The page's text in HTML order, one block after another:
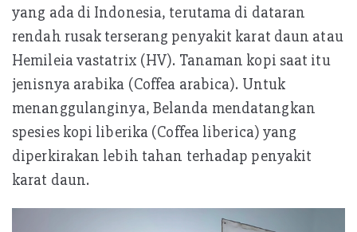
yang ada di Indonesia, terutama di dataran
rendah rusak terserang penyakit karat daun atau
Hemileia vastatrix (HV). Tanaman kopi saat itu
jenisnya arabika (Coffea arabica). Untuk
menanggulanginya, Belanda mendatangkan
spesies kopi liberika (Coffea liberica) yang
diperkirakan lebih tahan terhadap penyakit
karat daun.